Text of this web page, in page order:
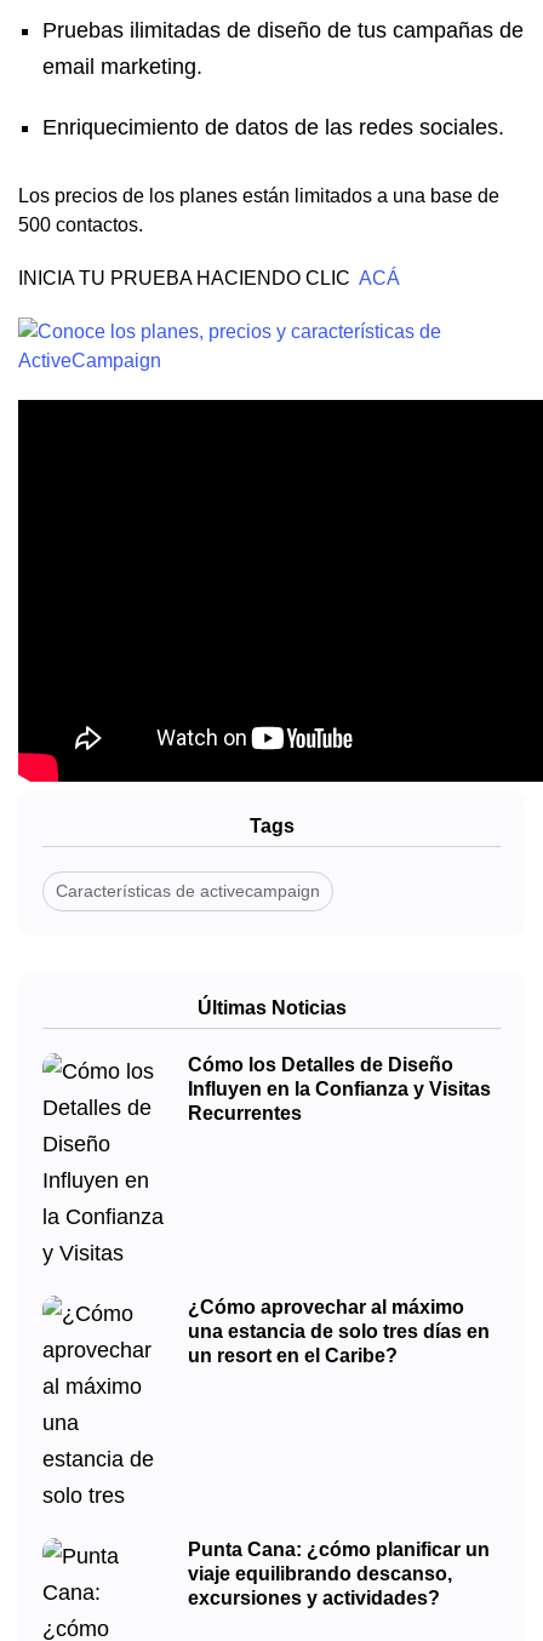
Pruebas ilimitadas de diseño de tus campañas de
email marketing.
Enriquecimiento de datos de las redes sociales.
Los precios de los planes están limitados a una base de
500 contactos.
INICIA TU PRUEBA HACIENDO CLIC ACÁ
Tags
Características de activecampaign
Últimas Noticias
Cómo los Detalles de Diseño
Influyen en la Confianza y Visitas
Recurrentes
¿Cómo aprovechar al máximo
una estancia de solo tres días en
un resort en el Caribe?
Punta Cana: ¿cómo planificar un
viaje equilibrando descanso,
excursiones y actividades?